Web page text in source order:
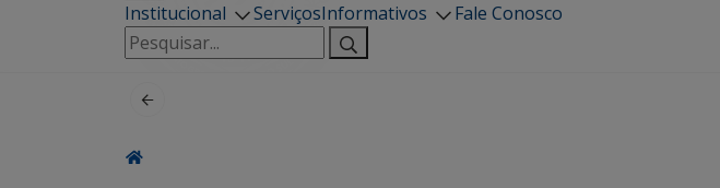
Institucional ServiçosInformativos
Fale Conosco
Pesquisar
por: